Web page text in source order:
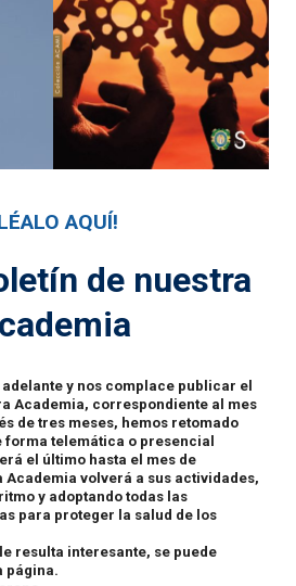
AQUÍ!
de nuestra
y nos complace publicar el
Academia, correspondiente al mes
de tres meses, hemos retomado
telemática o presencial
el último hasta el mes de
Academia volverá a sus actividades,
y adoptando todas las
para proteger la salud de los
resulta interesante, se puede
página.